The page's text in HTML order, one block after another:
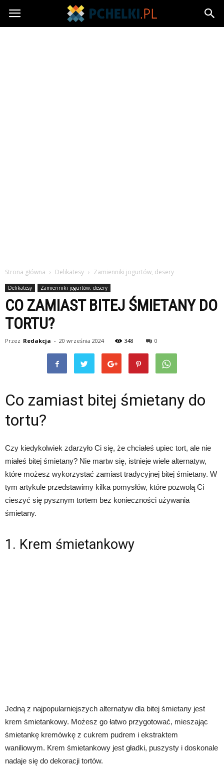
Pchelki.pl
Strona główna Delikatesy Zamienniki jogurtów, desery
Delikatesy Zamienniki jogurtów, desery
CO ZAMIAST BITEJ ŚMIETANY DO
TORTU?
Przez Redakcja - 20 września 2024 348 0
Co zamiast bitej śmietany do
tortu?
Czy kiedykolwiek zdarzyło Ci się, że chciałeś upiec tort, ale nie
miałeś bitej śmietany? Nie martw się, istnieje wiele alternatyw,
które możesz wykorzystać zamiast tradycyjnej bitej śmietany. W
tym artykule przedstawimy kilka pomysłów, które pozwolą Ci
cieszyć się pysznym tortem bez konieczności używania
śmietany.
1. Krem śmietankowy
Jedną z najpopularniejszych alternatyw dla bitej śmietany jest
krem śmietankowy. Możesz go łatwo przygotować, mieszając
śmietankę kremówkę z cukrem pudrem i ekstraktem
waniliowym. Krem śmietankowy jest gładki, puszysty i doskonale
nadaje się do dekoracji tortów.